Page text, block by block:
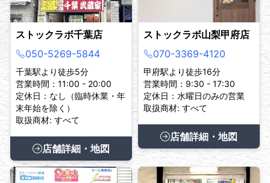
ストックラボ千葉店
050-5269-5844
千葉駅より徒歩5分
営業時間：11:00 - 20:00
定休日：なし（臨時休業・年
末年始を除く）
取扱商材: すべて
店舗詳細・地図
ストックラボ山梨甲府店
070-3369-4120
甲府駅より徒歩16分
営業時間：9:30 - 17:30
定休日：水曜日のみの営業
取扱商材: すべて
店舗詳細・地図